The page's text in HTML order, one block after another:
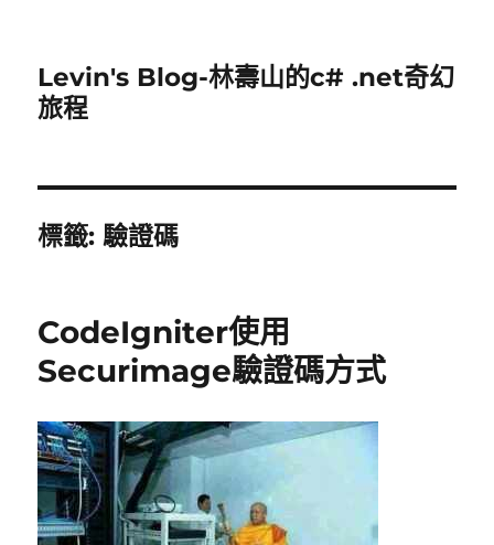
Levin's Blog-林壽山的c# .net奇幻
旅程
標籤:驗證碼
CodeIgniter使用
Securimage驗證碼方式